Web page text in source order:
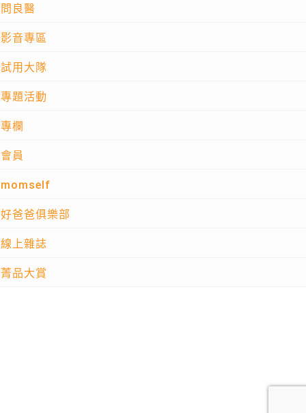
問良醫
影音專區
試用大隊
專題活動
專欄
會員
momself
好爸爸俱樂部
線上雜誌
菁品大賞